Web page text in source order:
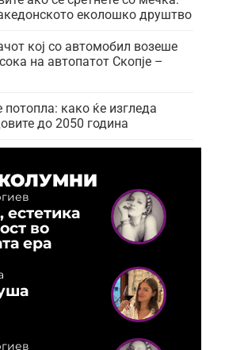
еколошко друштво
кој со автомобил возеше
на автопатот Скопје –
потопла: како ќе изгледа
до 2050 година
естетика
во
ера